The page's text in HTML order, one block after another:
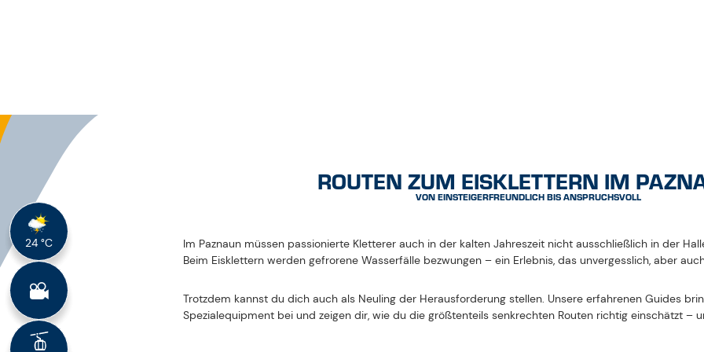
WINTER
SCHNEESCHUH- ODER WINTERWANDERN IN KAPPL